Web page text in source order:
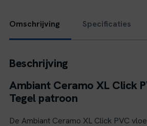
Omschrijving Specificaties
Beschrijving
Ambiant Ceramo XL Click
Tegel patroon
De Ambiant Ceramo XL Click PVC